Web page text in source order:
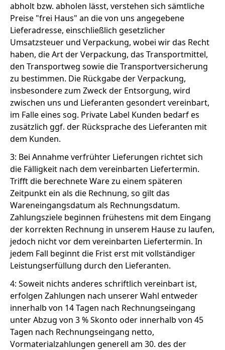
abholt bzw. abholen lässt, verstehen sich sämtliche
Preise "frei Haus" an die von uns angegebene
Lieferadresse, einschließlich gesetzlicher
Umsatzsteuer und Verpackung, wobei wir das Recht
haben, die Art der Verpackung, das Transportmittel,
den Transportweg sowie die Transportversicherung
zu bestimmen. Die Rückgabe der Verpackung,
insbesondere zum Zweck der Entsorgung, wird
zwischen uns und Lieferanten gesondert vereinbart,
im Falle eines sog. Private Label Kunden bedarf es
zusätzlich ggf. der Rücksprache des Lieferanten mit
dem Kunden.
3: Bei Annahme verfrühter Lieferungen richtet sich
die Fälligkeit nach dem vereinbarten Liefertermin.
Trifft die berechnete Ware zu einem späteren
Zeitpunkt ein als die Rechnung, so gilt das
Wareneingangsdatum als Rechnungsdatum.
Zahlungsziele beginnen frühestens mit dem Eingang
der korrekten Rechnung in unserem Hause zu laufen,
jedoch nicht vor dem vereinbarten Liefertermin. In
jedem Fall beginnt die Frist erst mit vollständiger
Leistungserfüllung durch den Lieferanten.
4: Soweit nichts anderes schriftlich vereinbart ist,
erfolgen Zahlungen nach unserer Wahl entweder
innerhalb von 14 Tagen nach Rechnungseingang
unter Abzug von 3 % Skonto oder innerhalb von 45
Tagen nach Rechnungseingang netto,
Vormaterialzahlungen generell am 30. des der